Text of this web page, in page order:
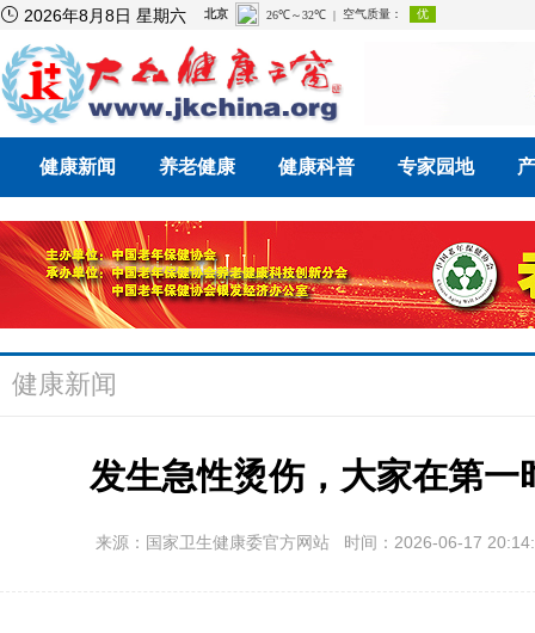
 2026年8月8日 星期六
健康新闻 养老健康 健康科普 专家园地
健康新闻
发生急性烫伤，大家在第一
来源：国家卫生健康委官方网站 时间：2026-06-17